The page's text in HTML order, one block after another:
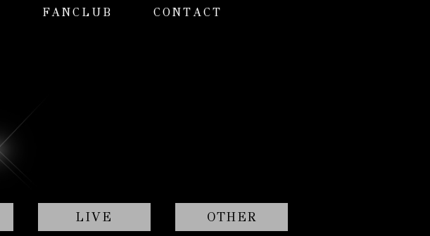
FANCLUB CONTACT
LIVE OTHER